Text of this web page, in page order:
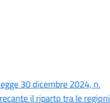
30 dicembre 2024, n.
il riparto tra le regioni